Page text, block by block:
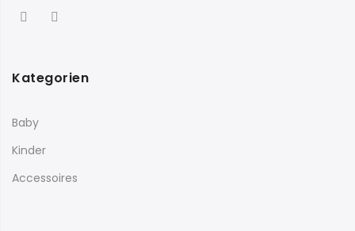
Kategorien
Baby
Kinder
Accessoires